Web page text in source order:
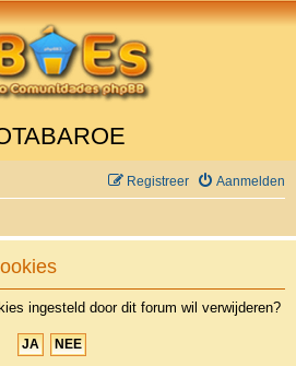
Aanmelden
Registreer
ingesteld door dit forum wil verwijderen?